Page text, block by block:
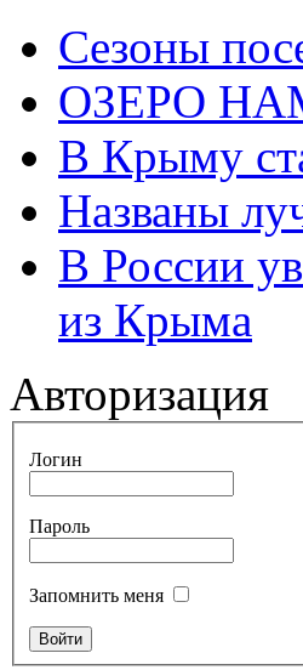
Сезоны
ОЗЕРО
В Крыму
Названы
В России
из Крыма
Авторизация
Логин
Пароль
Запомнить меня